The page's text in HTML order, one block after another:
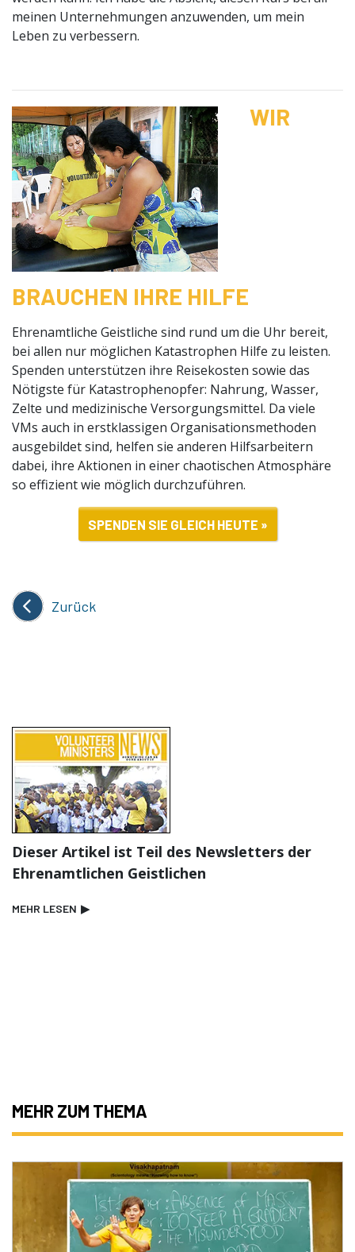
meinen Unternehmungen anzuwenden, um mein
Leben zu verbessern.
WIR
BRAUCHEN IHRE HILFE
Ehrenamtliche Geistliche sind rund um die Uhr bereit,
bei allen nur möglichen Katastrophen Hilfe zu leisten.
Spenden unterstützen ihre Reisekosten sowie das
Nötigste für Katastrophenopfer: Nahrung, Wasser,
Zelte und medizinische Versorgungsmittel. Da viele
VMs auch in erstklassigen Organisationsmethoden
ausgebildet sind, helfen sie anderen Hilfsarbeitern
dabei, ihre Aktionen in einer chaotischen Atmosphäre
so effizient wie möglich durchzuführen.
SPENDEN SIE GLEICH HEUTE »
Zurück
Dieser Artikel ist Teil des Newsletters der
Ehrenamtlichen Geistlichen
MEHR LESEN ▶
MEHR ZUM THEMA